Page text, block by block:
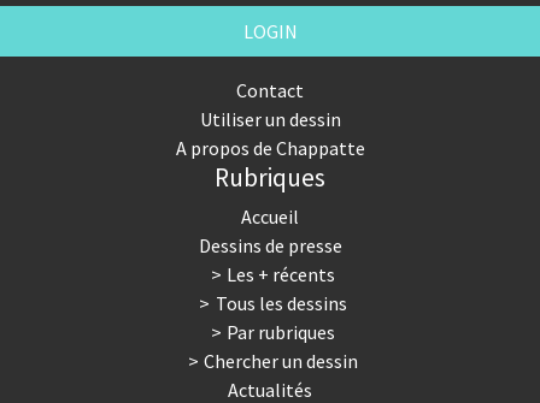
LOGIN
Contact
Utiliser un dessin
A propos de Chappatte
Rubriques
Accueil
Dessins de presse
Les + récents
Tous les dessins
Par rubriques
Chercher un dessin
Actualités